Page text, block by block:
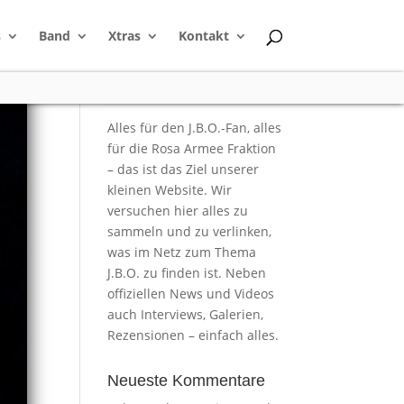
Band Xtras Kontakt
Alles für den J.B.O.-Fan, alles
für die Rosa Armee Fraktion
– das ist das Ziel unserer
kleinen Website. Wir
versuchen hier alles zu
sammeln und zu verlinken,
was im Netz zum Thema
J.B.O. zu finden ist. Neben
offiziellen News und Videos
auch Interviews, Galerien,
Rezensionen – einfach alles.
Neueste Kommentare